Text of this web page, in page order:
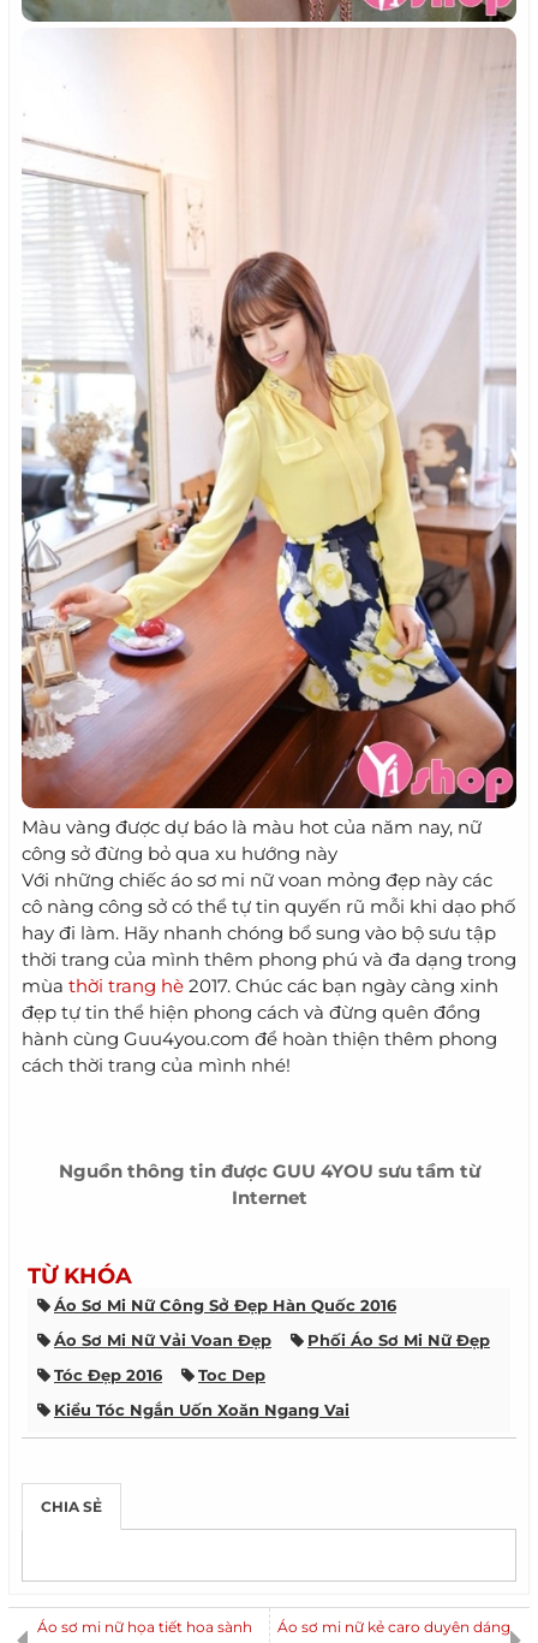
Màu vàng được dự báo là màu hot của năm nay, nữ
công sở đừng bỏ qua xu hướng này
Với những chiếc áo sơ mi nữ voan mỏng đẹp này các
cô nàng công sở có thể tự tin quyến rũ mỗi khi dạo phố
hay đi làm. Hãy nhanh chóng bổ sung vào bộ sưu tập
thời trang của mình thêm phong phú và đa dạng trong
mùa thời trang hè 2017. Chúc các bạn ngày càng xinh
đẹp tự tin thể hiện phong cách và đừng quên đồng
hành cùng Guu4you.com để hoàn thiện thêm phong
cách thời trang của mình nhé!
Nguồn thông tin được GUU 4YOU sưu tầm từ
Internet
TỪ KHÓA
Áo Sơ Mi Nữ Công Sở Đẹp Hàn Quốc 2016
Áo Sơ Mi Nữ Vải Voan Đẹp
Phối Áo Sơ Mi Nữ Đẹp
Tóc Đẹp 2016
Toc Dep
Kiểu Tóc Ngắn Uốn Xoăn Ngang Vai
Kiểu Tóc Ngắn Ngang Vai Uốn Cụp
Kiểu Tóc Ngắn
Tóc Nhuộm Màu Hạt Dẻ Đẹp
Xu Hướng Thời Trang Nam 2015
Những Kiểu Tóc Nhuộm Đẹp
Áo Khoác Nữ Đẹp
Tóc Sao Hàn Quốc
Tóc Búi Đẹp
CHIA SẺ
Áo sơ mi nữ họa tiết hoa sành Áo sơ mi nữ kẻ caro duyên dáng